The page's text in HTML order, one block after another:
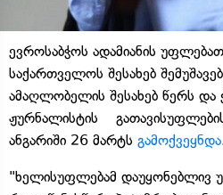
ევროსაბჭოს ადამიანის
საქართველოს შესახებ
ამაღლობელის შესახებ წერს
ჟურნალისტის
ანგარიში 26 მარტს გამოქვეყნდა
"ხელისუფლებამ დაუყონებლივ